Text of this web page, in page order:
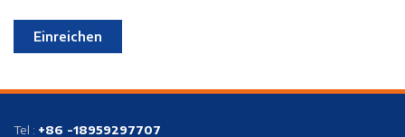
Einreichen
Tel : +86 -18959297707